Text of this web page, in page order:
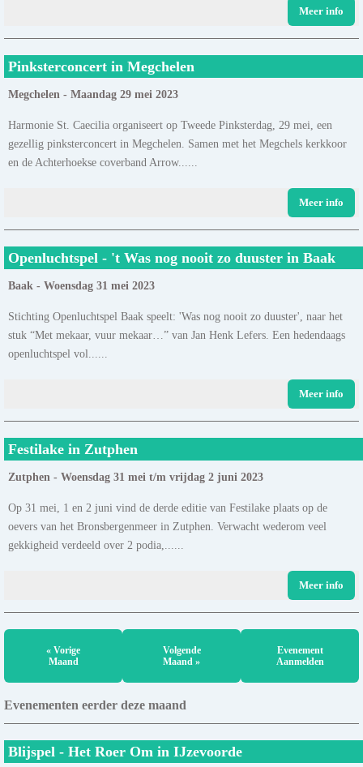
Meer info
Pinksterconcert in Megchelen
Megchelen - Maandag 29 mei 2023
Harmonie St. Caecilia organiseert op Tweede Pinksterdag, 29 mei, een
gezellig pinksterconcert in Megchelen. Samen met het Megchels kerkkoor
en de Achterhoekse coverband Arrow......
Meer info
Openluchtspel - 't Was nog nooit zo duuster in Baak
Baak - Woensdag 31 mei 2023
Stichting Openluchtspel Baak speelt: 'Was nog nooit zo duuster', naar het
stuk “Met mekaar, vuur mekaar…” van Jan Henk Lefers. Een hedendaags
openluchtspel vol......
Meer info
Festilake in Zutphen
Zutphen - Woensdag 31 mei t/m vrijdag 2 juni 2023
Op 31 mei, 1 en 2 juni vind de derde editie van Festilake plaats op de
oevers van het Bronsbergenmeer in Zutphen. Verwacht wederom veel
gekkigheid verdeeld over 2 podia,......
Meer info
« Vorige
Maand
Volgende
Maand »
Evenement
Aanmelden
Evenementen eerder deze maand
Blijspel - Het Roer Om in IJzevoorde